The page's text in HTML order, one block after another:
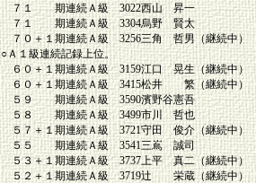
７１ 期連続Ａ級 3022西山 昇一
７１ 期連続Ａ級 3304烏野 賢太
７０＋１期連続Ａ級 3256三角 哲男（継続中）
○Ａ１級連続記録上位。
６０＋１期連続Ａ級 3159江口 晃生（継続中）
６０＋１期連続Ａ級 3415松井 繁（継続中）
５９ 期連続Ａ級 3590濱野谷憲吾
５８ 期連続Ａ級 3499市川 哲也
５７＋１期連続Ａ級 3721守田 俊介（継続中）
５５ 期連続Ａ級 3541三嶌 誠司
５３＋１期連続Ａ級 3737上平 真二（継続中）
５２＋１期連続Ａ級 3719辻 栄蔵（継続中）